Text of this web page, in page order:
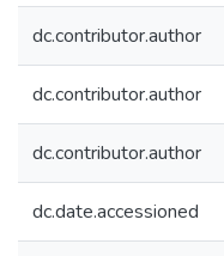
dc.contributor.author
dc.contributor.author
dc.contributor.author
dc.date.accessioned